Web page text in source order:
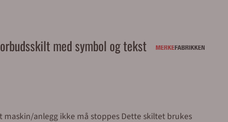
med symbol og tekst
ikke må stoppes Dette skiltet brukes